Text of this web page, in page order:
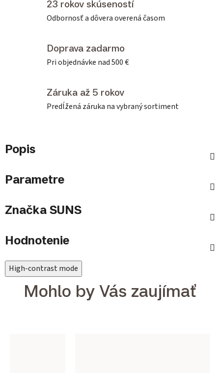
23 rokov skúseností
Odbornosť a dôvera overená časom
Doprava zadarmo
Pri objednávke nad 500 €
Záruka až 5 rokov
Predĺžená záruka na vybraný sortiment
Popis
Parametre
Značka SUNS
Hodnotenie
High-contrast mode
Mohlo by Vás zaujímať